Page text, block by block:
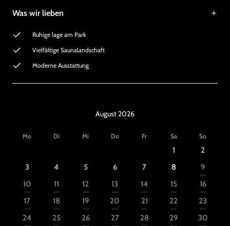
Was wir lieben
Ruhige lage am Park
Vielfältige Saunalandschaft
Moderne Ausstattung
August 2026
Mo Di Mi Do Fr Sa So
1
2
3
4 5 6 7 8 9
---
10
---
11
---
12
---
13
---
14
---
15
---
16
---
17
---
18
---
19
---
20
---
21
---
22
---
23
---
24 25 26 27 28 29 30